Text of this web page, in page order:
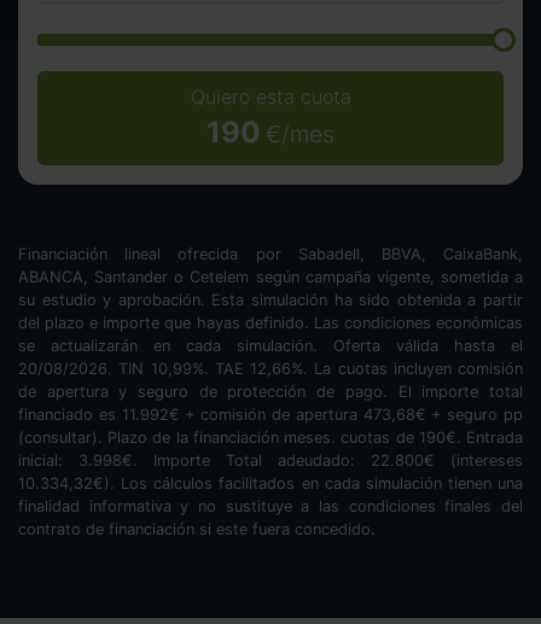
Quiero esta cuota
190 €/mes
Financiación lineal ofrecida por Sabadell, BBVA, CaixaBank,
ABANCA, Santander o Cetelem según campaña vigente, sometida a
su estudio y aprobación. Esta simulación ha sido obtenida a partir
del plazo e importe que hayas definido. Las condiciones económicas
se actualizarán en cada simulación. Oferta válida hasta el
20/08/2026. TIN 10,99%. TAE 12,66%. La cuotas incluyen comisión
de apertura y seguro de protección de pago. El importe total
financiado es 11.992€ + comisión de apertura 473,68€ + seguro pp
(consultar). Plazo de la financiación meses. cuotas de 190€. Entrada
inicial: 3.998€. Importe Total adeudado: 22.800€ (intereses
10.334,32€). Los cálculos facilitados en cada simulación tienen una
finalidad informativa y no sustituye a las condiciones finales del
contrato de financiación si este fuera concedido.